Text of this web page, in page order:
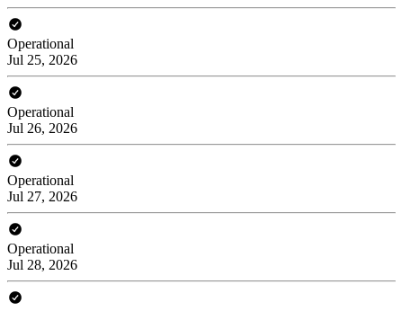
Operational
Jul 25, 2026
Operational
Jul 26, 2026
Operational
Jul 27, 2026
Operational
Jul 28, 2026